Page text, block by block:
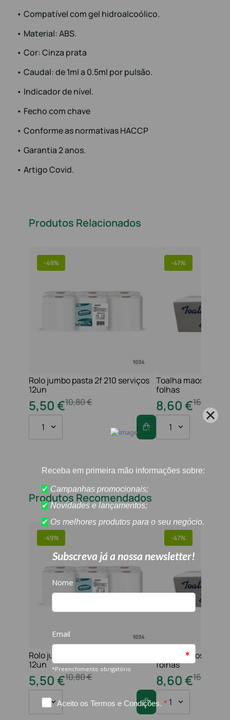
• Compatível com gel hidroalcoólico.
• Material: ABS.
• Cor: Cinza prata
• Caudal: de 1ml a 0.5ml por pulsão.
• Indicador de nível.
• Fecho com chave
• Conforme as normativas HACCP
• Garantia 2 anos.
• Artigo Covid.
Produtos Relacionados
-49%
Rolo jumbo pasta 2f 210 serviços
12un
10,80€
5,50€
1
-47%
Toalha maos 2f
folhas
16
8,60€
1
Produtos Recomendados
-49%
Rolo jumbo pasta 2f 210 serviços
12un
10,80€
5,50€
1
-47%
Toalha maos 2f
folhas
16
8,60€
1